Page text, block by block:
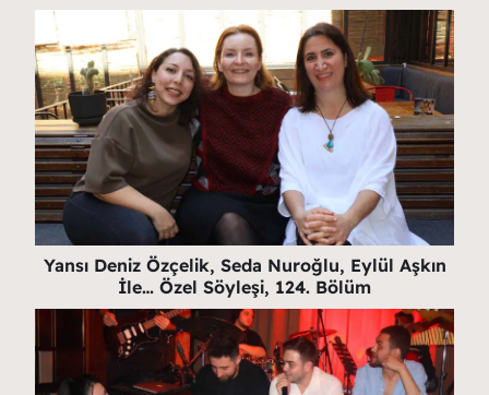
Yansı Deniz Özçelik, Seda Nuroğlu, Eylül Aşkın
İle… Özel Söyleşi, 124. Bölüm